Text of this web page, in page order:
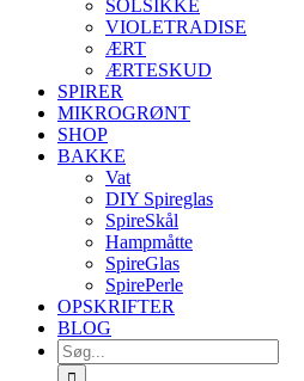
SOLSIKKE
VIOLETRADISE
ÆRT
ÆRTESKUD
SPIRER
MIKROGRØNT
SHOP
BAKKE
Vat
DIY Spireglas
SpireSkål
Hampmåtte
SpireGlas
SpirePerle
OPSKRIFTER
BLOG
Søg
efter: